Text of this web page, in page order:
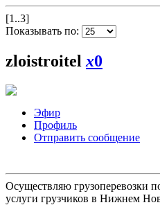
[1..3]
Показывать по:
zloistroitel x0
Эфир
Профиль
Отправить сообщение
Осуществляю грузоперевозки
услуги грузчиков в Нижнем